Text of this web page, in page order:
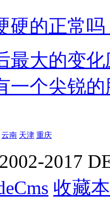
硬的正常
最大的变
一个尖锐的
云南 天津 重庆
2017
收藏